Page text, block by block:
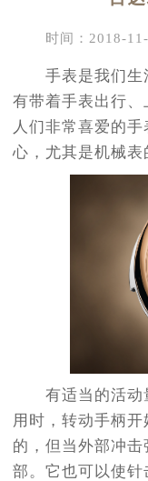
时间：2018-
手表是我们生
有带着手表出行
人们非常喜爱的
心，尤其是机械表
有适当的活动
用时，转动手柄
的，但当外部冲
部。它也可以使